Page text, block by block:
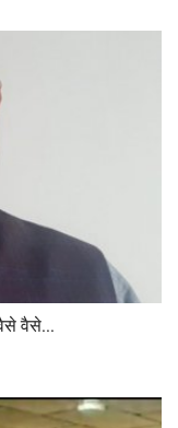
वैसे...